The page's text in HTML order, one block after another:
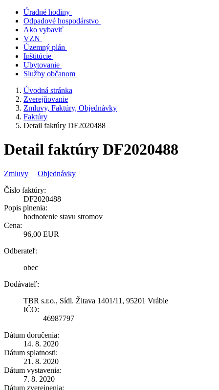
Úradné hodiny
Odpadové hospodárstvo
Ako vybaviť
VZN
Územný plán
Inštitúcie
Ubytovanie
Služby občanom
Úvodná stránka
Zverejňovanie
Zmluvy, Faktúry, Objednávky
Faktúry
Detail faktúry DF2020488
Detail faktúry DF2020488
Zmluvy | Objednávky
Číslo faktúry:
DF2020488
Popis plnenia:
hodnotenie stavu stromov
Cena:
96,00 EUR
Odberateľ:
obec
Dodávateľ:
TBR s.r.o., Sídl. Žitava 1401/11, 95201 Vráble
IČO:
46987797
Dátum doručenia:
14. 8. 2020
Dátum splatnosti:
21. 8. 2020
Dátum vystavenia:
7. 8. 2020
Dátum zverejnenia: